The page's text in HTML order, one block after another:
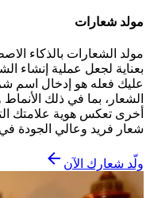
مولد شعارات
مولد الشعارات بالذكاء
بعناية لجعل عملية إنشاء
عليك فعله هو إدخال اسم
الشعار، بما في ذلك
أخرى تعكس هوية علامتك
شعار فريد وعالي الجودة
ولّد شعارك الآن